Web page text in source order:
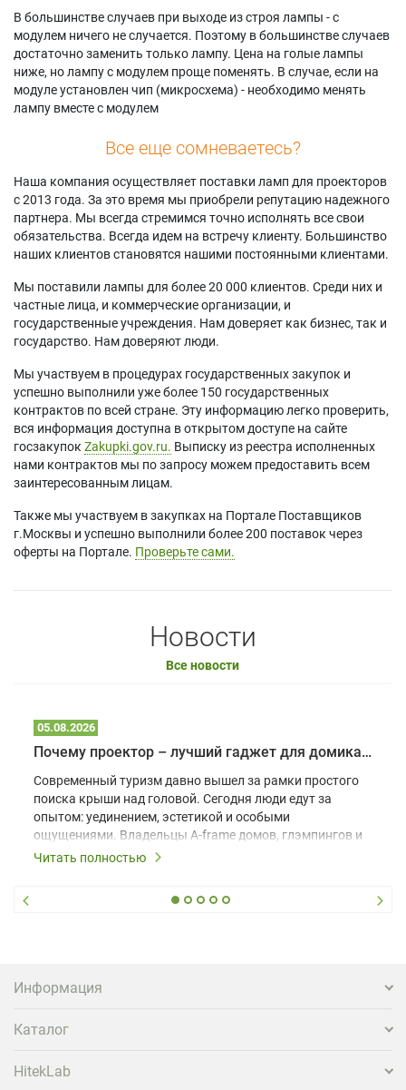
В большинстве случаев при выходе из строя лампы - с
модулем ничего не случается. Поэтому в большинстве случаев
достаточно заменить только лампу. Цена на голые лампы
ниже, но лампу с модулем проще поменять. В случае, если на
модуле установлен чип (микросхема) - необходимо менять
лампу вместе с модулем
Все еще сомневаетесь?
Наша компания осуществляет поставки ламп для проекторов
с 2013 года. За это время мы приобрели репутацию надежного
партнера. Мы всегда стремимся точно исполнять все свои
обязательства. Всегда идем на встречу клиенту. Большинство
наших клиентов становятся нашими постоянными клиентами.
Мы поставили лампы для более 20 000 клиентов. Среди них и
частные лица, и коммерческие организации, и
государственные учреждения. Нам доверяет как бизнес, так и
государство. Нам доверяют люди.
Мы участвуем в процедурах государственных закупок и
успешно выполнили уже более 150 государственных
контрактов по всей стране. Эту информацию легко проверить,
вся информация доступна в открытом доступе на сайте
госзакупок Zakupki.gov.ru. Выписку из реестра исполненных
нами контрактов мы по запросу можем предоставить всем
заинтересованным лицам.
Также мы участвуем в закупках на Портале Поставщиков
г.Москвы и успешно выполнили более 200 поставок через
оферты на Портале. Проверьте сами.
Новости
Все новости
05.08.2026
Почему проектор – лучший гаджет для домика в глэмпинге
Современный туризм давно вышел за рамки простого
поиска крыши над головой. Сегодня люди едут за
опытом: уединением, эстетикой и особыми
ощущениями. Владельцы A-frame домов, глэмпингов и
шале понимают, что конкуренция растет, и
вернуться и поделиться впечатлениями в соцсетях,
проектора.
Читать полностью
Информация
Каталог
HitekLab